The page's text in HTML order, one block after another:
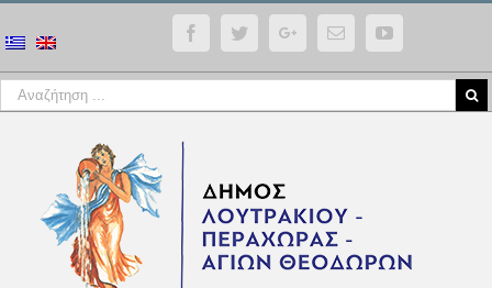
FacebookTwitterGoogle+Email YouTube